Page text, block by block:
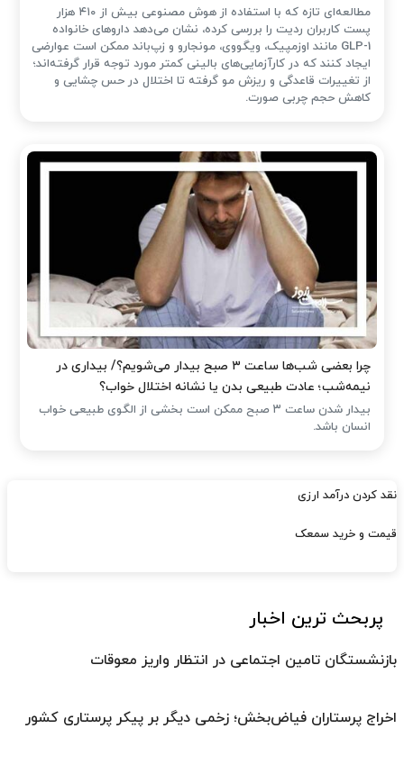
مطالعه‌ای تازه که با استفاده از هوش مصنوعی بیش از ۴۱۰ هزار
پست کاربران ردیت را بررسی کرده، نشان می‌دهد داروهای خانواده
GLP-1 مانند اوزمپیک، ویگووی، مونجارو و زپ‌باند ممکن است عوارضی
ایجاد کنند که در کارآزمایی‌های بالینی کمتر مورد توجه قرار گرفته‌اند؛
از تغییرات قاعدگی و ریزش مو گرفته تا اختلال در حس چشایی و
کاهش حجم چربی صورت.
چرا بعضی شب‌ها ساعت ۳ صبح بیدار می‌شویم؟/ بیداری در
نیمه‌شب؛ عادت طبیعی بدن یا نشانه اختلال خواب؟
بیدار شدن ساعت ۳ صبح ممکن است بخشی از الگوی طبیعی خواب
انسان باشد.
نقد کردن درآمد ارزی
قیمت و خرید سمعک
پربحث ترین اخبار
بازنشستگان تامین اجتماعی در انتظار واریز معوقات
اخراج پرستاران فیاض‌بخش؛ زخمی دیگر بر پیکر پرستاری کشور